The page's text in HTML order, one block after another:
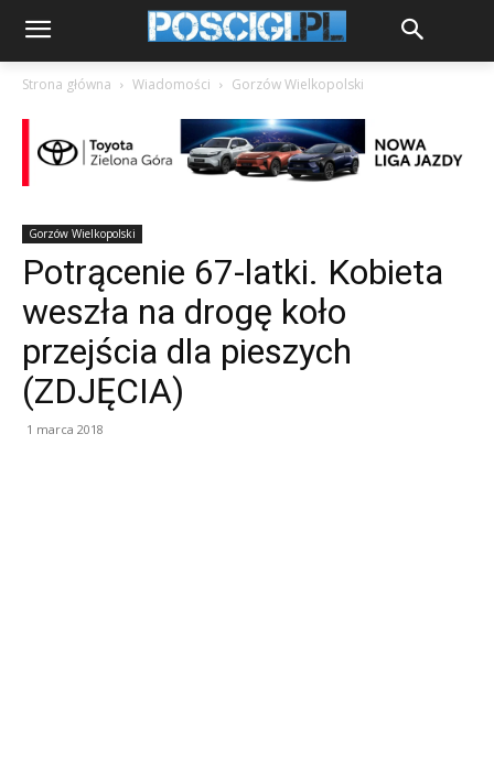
Strona główna Wiadomości Gorzów Wielkopolski
Gorzów Wielkopolski
Potrącenie 67-latki. Kobieta
weszła na drogę koło
przejścia dla pieszych
(ZDJĘCIA)
1 marca 2018